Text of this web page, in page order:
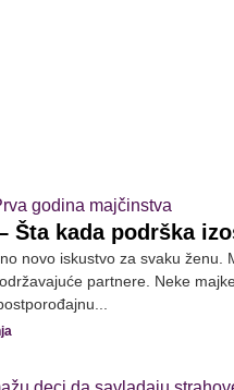
Šta kada podrška
novo iskustvo za svaku ženu.
partnere. Neke